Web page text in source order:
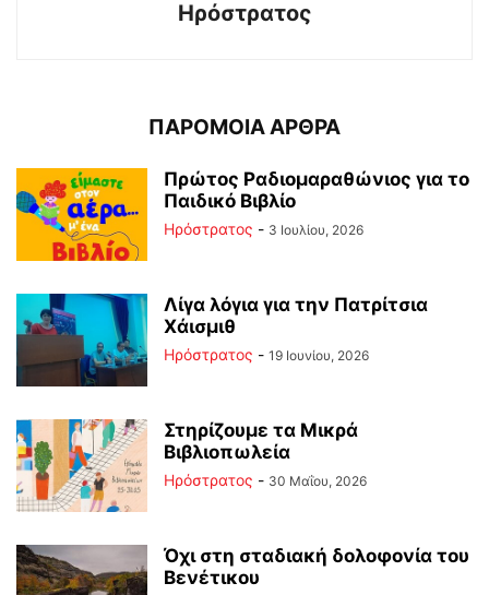
Ηρόστρατος
ΠΑΡΟΜΟΙΑ ΑΡΘΡΑ
Πρώτος Ραδιομαραθώνιος για το
Παιδικό Βιβλίο
Ηρόστρατος - 3 Ιουλίου, 2026
Λίγα λόγια για την Πατρίτσια
Χάισμιθ
Ηρόστρατος - 19 Ιουνίου, 2026
Στηρίζουμε τα Μικρά
Βιβλιοπωλεία
Ηρόστρατος - 30 Μαΐου, 2026
Όχι στη σταδιακή δολοφονία του
Βενέτικου